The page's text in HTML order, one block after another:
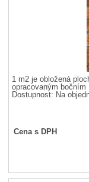
1 m2 je obložená
opracovaným bočním
Dostupnost: Na
Cena s DPH